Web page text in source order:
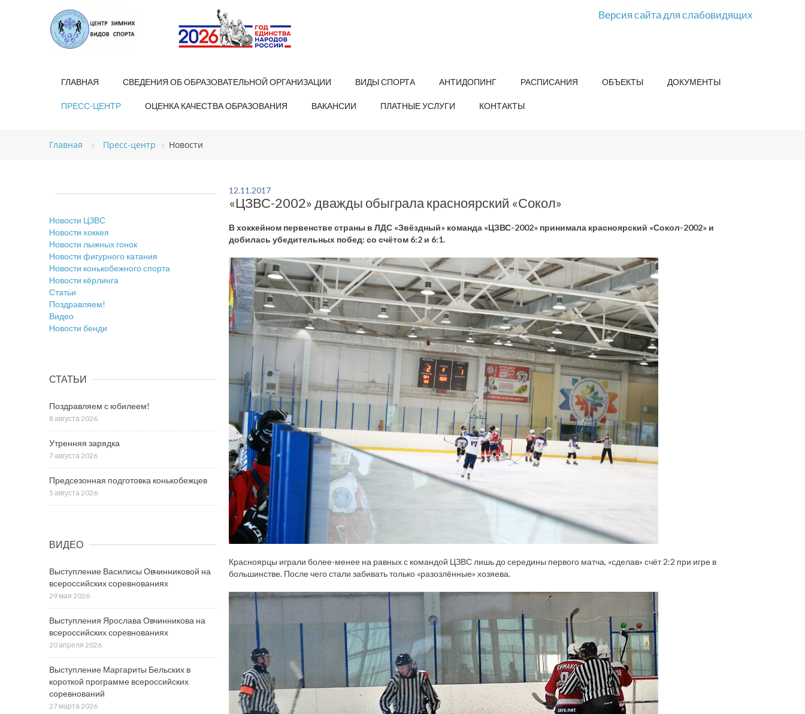
Версия сайта для слабовидящих
ГЛАВНАЯ СВЕДЕНИЯ ОБ ОБРАЗОВАТЕЛЬНОЙ ОРГАНИЗАЦИИ ВИДЫ СПОРТА АНТИДОПИНГ РАСПИСАНИЯ ОБЪЕКТЫ ДОКУМЕНТЫ
ПРЕСС-ЦЕНТР ОЦЕНКА КАЧЕСТВА ОБРАЗОВАНИЯ ВАКАНСИИ ПЛАТНЫЕ УСЛУГИ КОНТАКТЫ
Главная Пресс-центр Новости
12.11.2017
«ЦЗВС-2002» дважды обыграла красноярский «Сокол»
В хоккейном первенстве страны в ЛДС «Звёздный» команда «ЦЗВС-2002» принимала красноярский «Сокол-2002» и
добилась убедительных побед: со счётом 6:2 и 6:1.
Красноярцы играли более-менее на равных с командой ЦЗВС лишь до середины первого матча, «сделав» счёт 2:2 при игре в
большинстве. После чего стали забивать только «разозлённые» хозяева.
Новости ЦЗВС
Новости хоккея
Новости лыжных гонок
Новости фигурного катания
Новости конькобежного спорта
Новости кёрлинга
Статьи
Поздравляем!
Видео
Новости бенди
СТАТЬИ
Поздравляем с юбилеем!
8 августа 2026
Утренняя зарядка
7 августа 2026
Предсезонная подготовка конькобежцев
5 августа 2026
ВИДЕО
Выступление Василисы Овчинниковой на
всероссийских соревнованиях
29 мая 2026
Выступления Ярослава Овчинникова на
всероссийских соревнованиях
20 апреля 2026
Выступление Маргариты Бельских в
короткой программе всероссийских
соревнований
27 марта 2026